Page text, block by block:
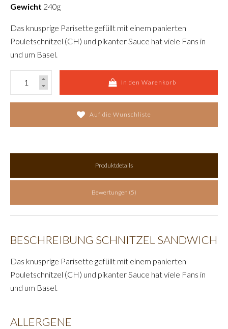
Gewicht 240g
Das knusprige Parisette gefüllt mit einem panierten
Pouletschnitzel (CH) und pikanter Sauce hat viele Fans in
und um Basel.
In den Warenkorb
Auf die Wunschliste
Produktdetails
Bewertungen (5)
BESCHREIBUNG SCHNITZEL SANDWICH
Das knusprige Parisette gefüllt mit einem panierten
Pouletschnitzel (CH) und pikanter Sauce hat viele Fans in
und um Basel.
ALLERGENE